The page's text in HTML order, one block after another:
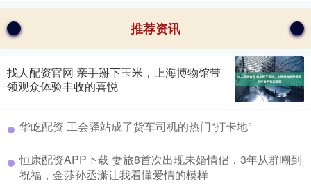
推荐资讯
找人配资官网 亲手掰下玉米，上海博物馆带
领观众体验丰收的喜悦
华屹配资 工会驿站成了货车司机的热门“打卡地”
恒康配资APP下载 妻旅8首次出现未婚情侣，3年从群嘲到
祝福，金莎孙丞潇让我看懂爱情的模样